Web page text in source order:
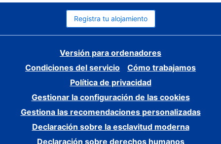
Registra tu alojamiento
Versión para ordenadores
Condiciones del servicio
Cómo trabajamos
Política de privacidad
Gestionar la configuración de las cookies
Gestiona las recomendaciones personalizadas
Declaración sobre la esclavitud moderna
Declaración sobre derechos humanos